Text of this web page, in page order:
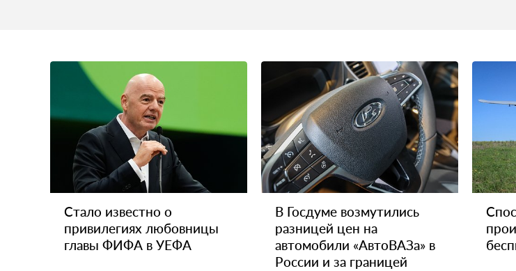
Стало известно о
привилегиях любовницы
главы ФИФА в УЕФА
В Госдуме возмутились
разницей цен на
автомобили «АвтоВАЗа» в
России и за границей